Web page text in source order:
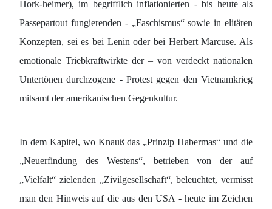
Hork-heimer), im begrifflich inflationierten - bis heute als
Passepartout fungierenden - „Faschismus“ sowie in elitären
Konzepten, sei es bei Lenin oder bei Herbert Marcuse. Als
emotionale Triebkraftwirkte der – von verdeckt nationalen
Untertönen durchzogene - Protest gegen den Vietnamkrieg
mitsamt der amerikanischen Gegenkultur.
In dem Kapitel, wo Knauß das „Prinzip Habermas“ und die
„Neuerfindung des Westens“, betrieben von der auf
„Vielfalt“ zielenden „Zivilgesellschaft“, beleuchtet, vermisst
man den Hinweis auf die aus den USA - heute im Zeichen